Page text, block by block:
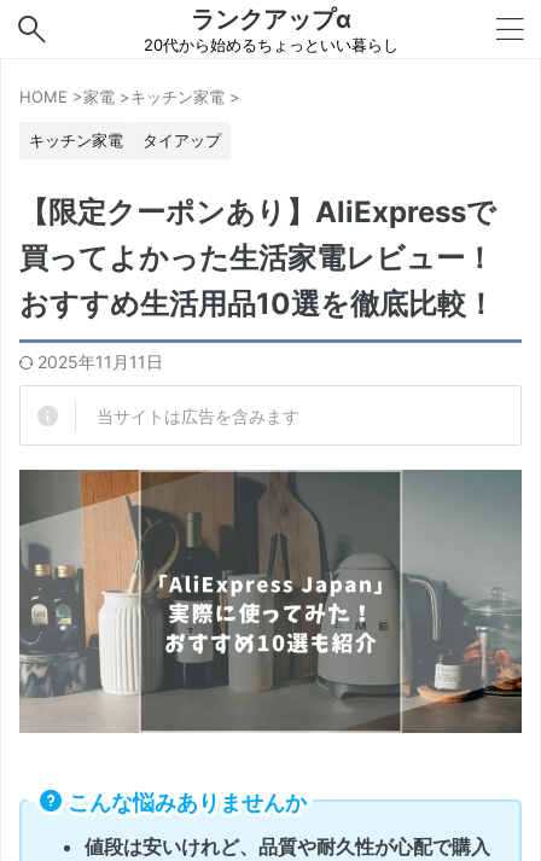
ランクアップα
20代から始めるちょっといい暮らし
HOME >家電 >キッチン家電 >
キッチン家電 タイアップ
【限定クーポンあり】AliExpressで
買ってよかった生活家電レビュー！
おすすめ生活用品10選を徹底比較！
2025年11月11日
当サイトは広告を含みます
こんな悩みありませんか
値段は安いけれど、品質や耐久性が心配で購入